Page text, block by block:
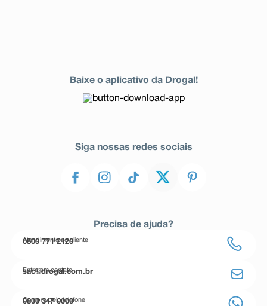
Baixe o aplicativo da Drogal!
Siga nossas redes sociais
Precisa de ajuda?
Atendimento ao cliente
0800 771 2120
Entre em contato
sac@drogal.com.br
Compre pelo telefone
0800 347 0000